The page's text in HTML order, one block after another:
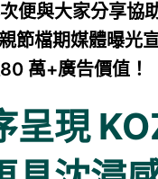
便與大家分享協
節檔期媒體曝光
萬+廣告價值！
呈現